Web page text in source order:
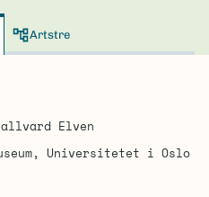
Artstre
Elven
Universitetet i Oslo